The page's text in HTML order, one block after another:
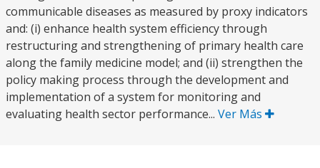
communicable diseases as measured by proxy indicators
and: (i) enhance health system efficiency through
restructuring and strengthening of primary health care
along the family medicine model; and (ii) strengthen the
policy making process through the development and
implementation of a system for monitoring and
evaluating health sector performance... Ver Más